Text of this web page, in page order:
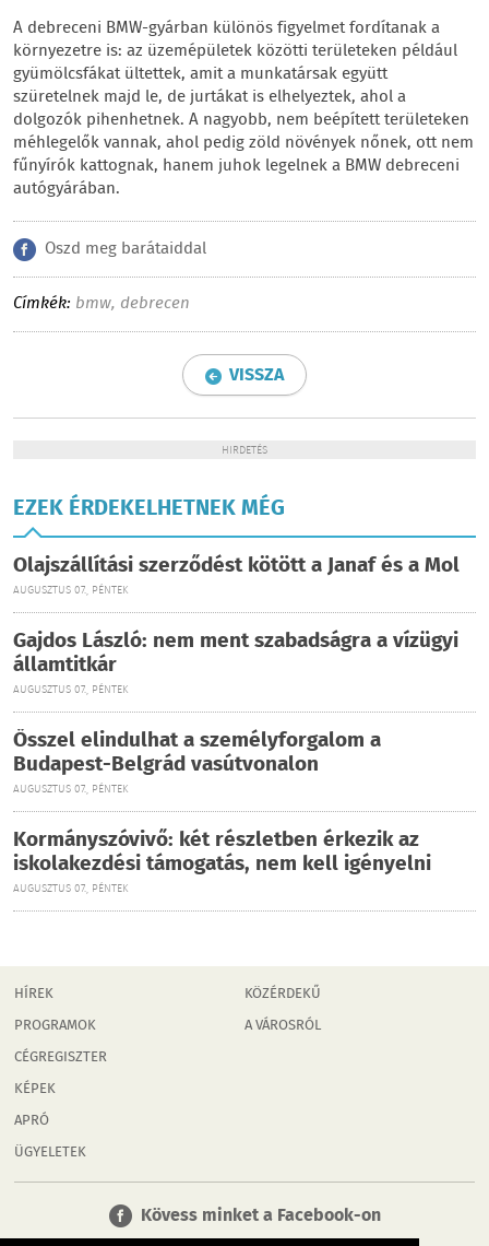
A debreceni BMW-gyárban különös figyelmet fordítanak a
környezetre is: az üzemépületek közötti területeken például
gyümölcsfákat ültettek, amit a munkatársak együtt
szüretelnek majd le, de jurtákat is elhelyeztek, ahol a
dolgozók pihenhetnek. A nagyobb, nem beépített területeken
méhlegelők vannak, ahol pedig zöld növények nőnek, ott nem
fűnyírók kattognak, hanem juhok legelnek a BMW debreceni
autógyárában.
Oszd meg barátaiddal
Címkék: bmw, debrecen
VISSZA
HIRDETÉS
EZEK ÉRDEKELHETNEK MÉG
Olajszállítási szerződést kötött a Janaf és a Mol
AUGUSZTUS 07., PÉNTEK
Gajdos László: nem ment szabadságra a vízügyi
államtitkár
AUGUSZTUS 07., PÉNTEK
Ősszel elindulhat a személyforgalom a
Budapest-Belgrád vasútvonalon
AUGUSZTUS 07., PÉNTEK
Kormányszóvivő: két részletben érkezik az
iskolakezdési támogatás, nem kell igényelni
AUGUSZTUS 07., PÉNTEK
HÍREK
PROGRAMOK
CÉGREGISZTER
KÉPEK
APRÓ
ÜGYELETEK
KÖZÉRDEKŰ
A VÁROSRÓL
Kövess minket a Facebook-on